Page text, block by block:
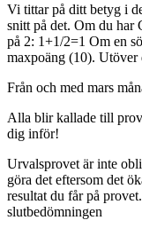
Vi tittar på ditt betyg i
snitt på det. Om du har
på 2: 1+1/2=1 Om en
maxpoäng (10). Utöver
Från och med mars
Alla blir kallade till
dig inför!
Urvalsprovet är inte
göra det eftersom det
resultat du får på
slutbedömningen